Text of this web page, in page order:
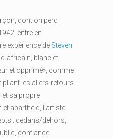
dont on perd
entre en
expérience de Steven
africain, blanc et
et opprimé», comme
les allers-retours
et sa propre
apartheid, l’artiste
: dedans/dehors,
confiance